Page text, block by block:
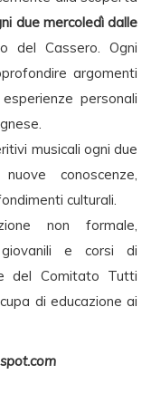
due mercoledì dalle
del Cassero. Ogni
argomenti
personali
musicali ogni due
conoscenze,
culturali.
non formale,
e corsi di
del Comitato Tutti
di educazione ai